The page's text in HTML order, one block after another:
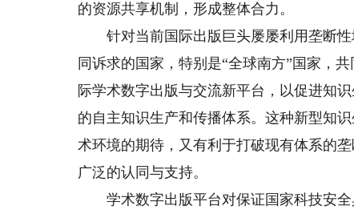
的资源共享机制，形成整体合力。
针对当前国际出版巨头屡屡利用垄断性
同诉求的国家，特别是“全球南方”国家，
际学术数字出版与交流新平台，以促进知
的自主知识生产和传播体系。这种新型知
术环境的期待，又有利于打破现有体系的
广泛的认同与支持。
学术数字出版平台对保证国家科技安全